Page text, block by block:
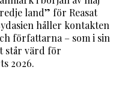
land” för Reasat
håller kontakten
författarna – som i sin
står värd för
2026.